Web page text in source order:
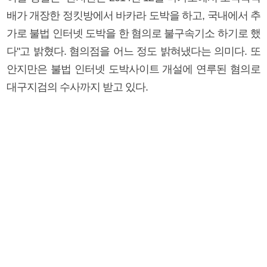
배가 개장한 정킷방에서 바카라 도박을 하고, 국내에서 추
가로 불법 인터넷 도박을 한 혐의로 불구속기소 하기로 했
다"고 밝혔다. 혐의점을 어느 정도 밝혀냈다는 의미다. 또
안지만은 불법 인터넷 도박사이트 개설에 연루된 혐의로
대구지검의 수사까지 받고 있다.